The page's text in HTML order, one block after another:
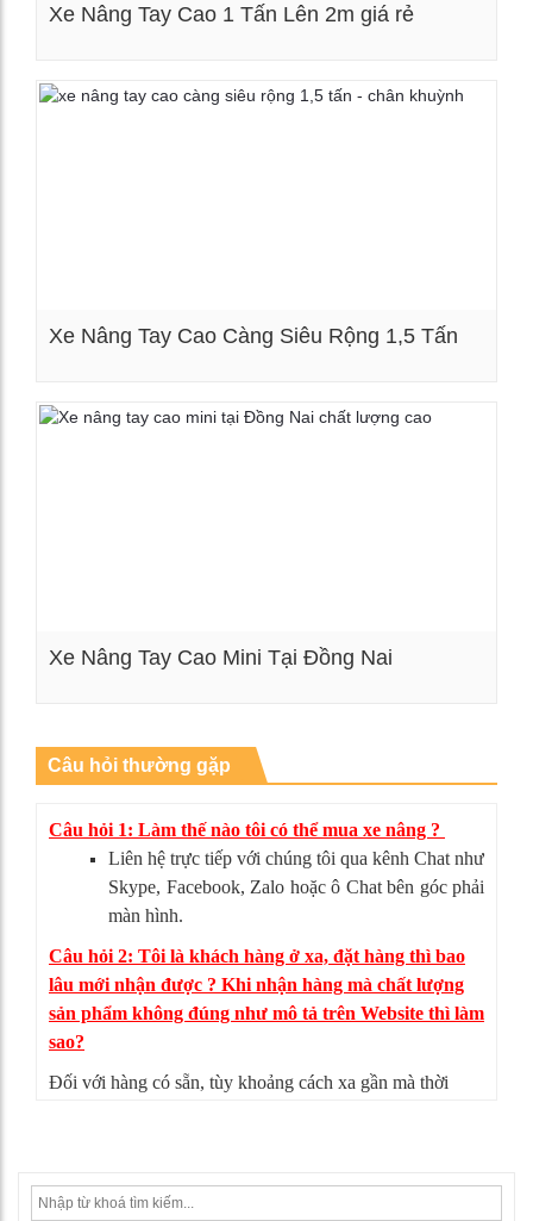
Xe Nâng Tay Cao 1 Tấn Lên 2m giá rẻ
Xe Nâng Tay Cao Càng Siêu Rộng 1,5 Tấn
Xe Nâng Tay Cao Mini Tại Đồng Nai
Câu hỏi thường gặp
Câu hỏi 1: Làm thế nào tôi có thể mua xe nâng ?
Liên hệ trực tiếp với chúng tôi qua kênh Chat như
Skype, Facebook, Zalo hoặc ô Chat bên góc phải
màn hình.
Câu hỏi 2: Tôi là khách hàng ở xa, đặt hàng thì bao
lâu mới nhận được ? Khi nhận hàng mà chất lượng
sản phẩm không đúng như mô tả trên Website thì làm
sao?
Đối với hàng có sẵn, tùy khoảng cách xa gần mà thời